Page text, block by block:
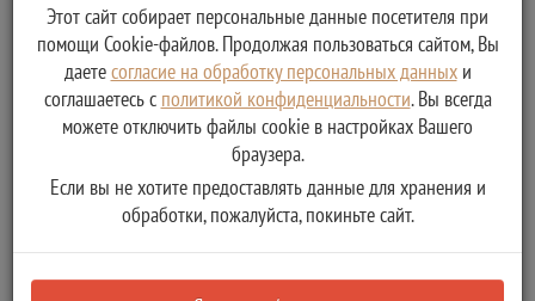
Этот сайт собирает персональные данные посетителя при
помощи Cookie-файлов. Продолжая пользоваться сайтом, Вы
даетесогласие на обработку персональных данныхи
соглашаетесь с политикой конфиденциальности. Вы всегда
можете отключить файлы cookie в настройках Вашего
браузера.
Если вы не хотите предоставлять данные для хранения и
обработки, пожалуйста, покиньте сайт.